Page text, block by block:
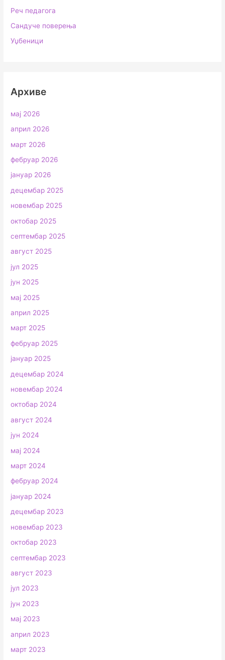
Реч педагога
Сандуче поверења
Уџбеници
Архиве
мај 2026
април 2026
март 2026
фебруар 2026
јануар 2026
децембар 2025
новембар 2025
октобар 2025
септембар 2025
август 2025
јул 2025
јун 2025
мај 2025
април 2025
март 2025
фебруар 2025
јануар 2025
децембар 2024
новембар 2024
октобар 2024
август 2024
јун 2024
мај 2024
март 2024
фебруар 2024
јануар 2024
децембар 2023
новембар 2023
октобар 2023
септембар 2023
август 2023
јул 2023
јун 2023
мај 2023
април 2023
март 2023